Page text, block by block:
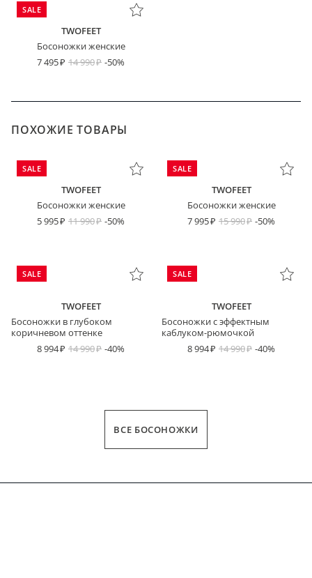
SALE
TWOFEET
Босоножки женские
7 495
14 990 -50%
ПОХОЖИЕ ТОВАРЫ
SALE
TWOFEET
Босоножки женские
5 995
11 990 -50%
SALE
TWOFEET
Босоножки женские
7 995
15 990 -50%
SALE
TWOFEET
Босоножки в глубоком
коричневом оттенке
8 994
14 990 -40%
SALE
TWOFEET
Босоножки с эффектным
каблуком-рюмочкой
8 994
14 990 -40%
ВСЕ БОСОНОЖКИ